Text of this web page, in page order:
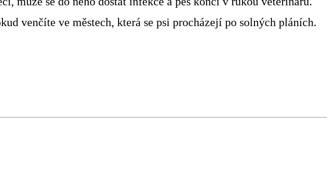
venčíte ve městech, která se psi procházejí po solných pláních.